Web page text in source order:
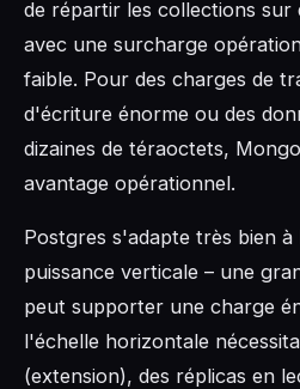
de répartir les collections
avec une surcharge
faible. Pour des charges de
d'écriture énorme ou des
dizaines de téraoctets,
avantage opérationnel.
Postgres s'adapte très bien à
puissance verticale – une
peut supporter une charge
l'échelle horizontale
(extension), des réplicas en